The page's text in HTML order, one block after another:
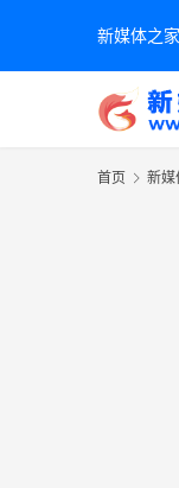
新媒体之
首页 新媒